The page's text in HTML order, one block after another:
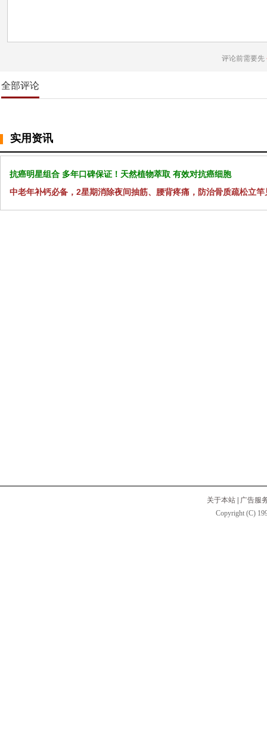
评论前需要先
全部评论
实用资讯
抗癌明星组合 多年口碑保证！天然植物萃取 有效对抗癌细胞
中老年补钙必备，2星期消除夜间抽筋、腰背疼痛，防治骨质疏松立竿
关于本站
广告服
Copyright (C)